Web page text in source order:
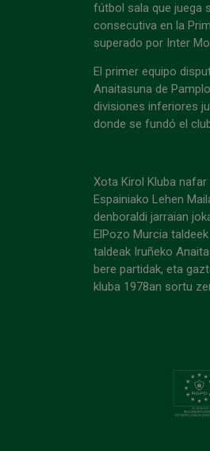
fútbol sala que juega
consecutiva en la
superado por Inter
El primer equipo
Anaitasuna de
divisiones inferiores
donde se fundó el
Xota Kirol Kluba
Espainiako Lehen
denboraldi jarraian
ElPozo Murcia
taldeak Iruñeko
bere partidak, eta
kluba 1978an sortu